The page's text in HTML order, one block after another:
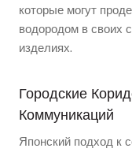
которые могут
водородом в своих
изделиях.
Городские
Коммуникаций
Японский подход к